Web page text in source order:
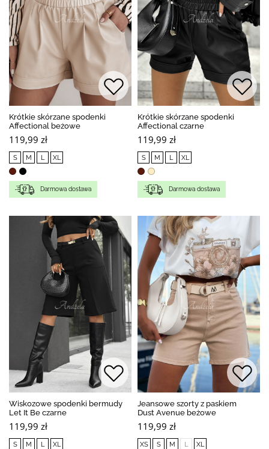
Krótkie skórzane spodenki
Affectional beżowe
119,99 zł
S M L XL
Darmowa dostawa
Krótkie skórzane spodenki
Affectional czarne
119,99 zł
S M L XL
Darmowa dostawa
Wiskozowe spodenki bermudy
Let It Be czarne
119,99 zł
S M L XL
Jeansowe szorty z paskiem
Dust Avenue beżowe
119,99 zł
XS S M L XL